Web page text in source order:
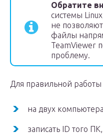
Обратите
системы
не
файлы
TeamViewer
проблему.
Для правильной
на двух
записать ID того